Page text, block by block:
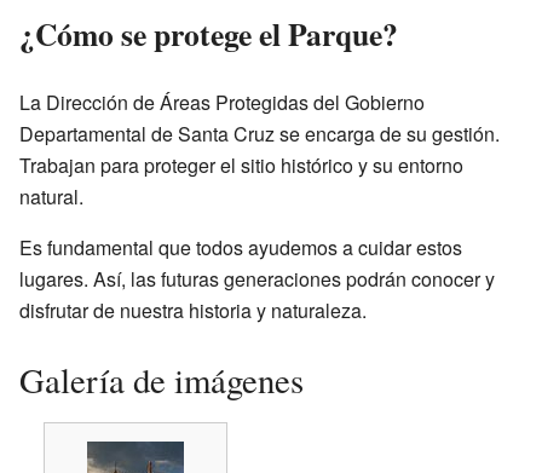
¿Cómo se protege el Parque?
La Dirección de Áreas Protegidas del Gobierno
Departamental de Santa Cruz se encarga de su gestión.
Trabajan para proteger el sitio histórico y su entorno
natural.
Es fundamental que todos ayudemos a cuidar estos
lugares. Así, las futuras generaciones podrán conocer y
disfrutar de nuestra historia y naturaleza.
Galería de imágenes